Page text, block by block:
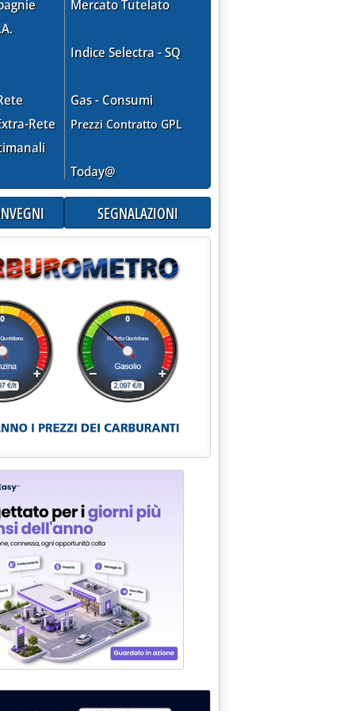
Rete
Mercato Tutelato
Indice Selectra - SQ
Gas - Consumi
Prezzi Contratto GPL
Today@
SEGNALAZIONI